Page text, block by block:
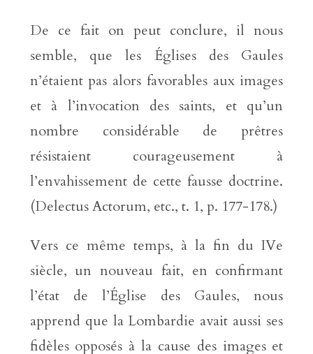
De ce fait on peut conclure, il nous
semble, que les Églises des Gaules
n’étaient pas alors favorables aux images
et à l’invocation des saints, et qu’un
nombre considérable de prêtres
résistaient courageusement à
l’envahissement de cette fausse doctrine.
(Delectus Actorum, etc., t. 1, p. 177-178.)
Vers ce même temps, à la fin du IVe
siècle, un nouveau fait, en confirmant
l’état de l’Église des Gaules, nous
apprend que la Lombardie avait aussi ses
fidèles opposés à la cause des images et